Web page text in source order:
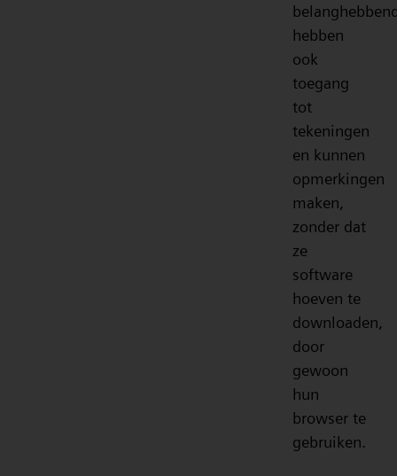
hebben
ook
toegang
tot
tekeningen
en kunnen
opmerkingen
maken,
zonder dat
ze
software
hoeven te
downloaden,
door
gewoon
hun
browser te
gebruiken.